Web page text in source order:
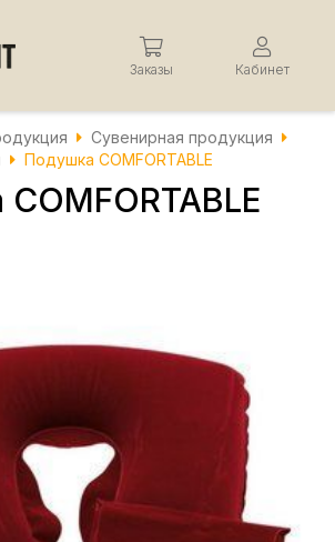
Заказы Кабинет
Сувенирная продукция
Подушка COMFORTABLE